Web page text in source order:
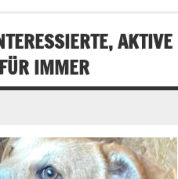
IMMER